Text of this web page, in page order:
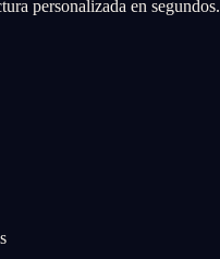
personalizada en segundos.